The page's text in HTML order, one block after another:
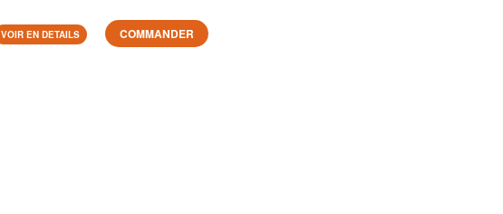
VOIR EN DETAILS COMMANDER